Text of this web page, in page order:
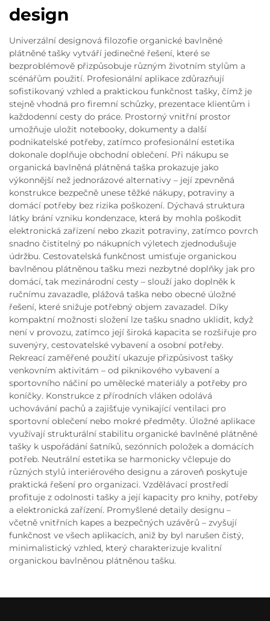
design
Univerzální designová filozofie organické bavlněné
plátněné tašky vytváří jedinečné řešení, které se
bezproblémově přizpůsobuje různým životním stylům a
scénářům použití. Profesionální aplikace zdůrazňují
sofistikovaný vzhled a praktickou funkčnost tašky, čímž je
stejně vhodná pro firemní schůzky, prezentace klientům i
každodenní cesty do práce. Prostorný vnitřní prostor
umožňuje uložit notebooky, dokumenty a další
podnikatelské potřeby, zatímco profesionální estetika
dokonale doplňuje obchodní oblečení. Při nákupu se
organická bavlněná plátněná taška prokazuje jako
výkonnější než jednorázové alternativy – její zpevněná
konstrukce bezpečně unese těžké nákupy, potraviny a
domácí potřeby bez rizika poškození. Dýchavá struktura
látky brání vzniku kondenzace, která by mohla poškodit
elektronická zařízení nebo zkazit potraviny, zatímco povrch
snadno čistitelný po nákupních výletech zjednodušuje
údržbu. Cestovatelská funkčnost umisťuje organickou
bavlněnou plátněnou tašku mezi nezbytné doplňky jak pro
domácí, tak mezinárodní cesty – slouží jako doplněk k
ručnímu zavazadle, plážová taška nebo obecné úložné
řešení, které snižuje potřebný objem zavazadel. Díky
kompaktní možnosti složení lze tašku snadno uklidit, když
není v provozu, zatímco její široká kapacita se rozšiřuje pro
suvenýry, cestovatelské vybavení a osobní potřeby.
Rekreací zaměřené použití ukazuje přizpůsivost tašky
venkovním aktivitám – od piknikového vybavení a
sportovního náčiní po umělecké materiály a potřeby pro
koníčky. Konstrukce z přírodních vláken odolává
uchovávání pachů a zajišťuje vynikající ventilaci pro
sportovní oblečení nebo mokré předměty. Úložné aplikace
využívají strukturální stabilitu organické bavlněné plátněné
tašky k uspořádání šatníků, sezónních položek a domácích
potřeb. Neutrální estetika se harmonicky včlepuje do
různých stylů interiérového designu a zároveň poskytuje
praktická řešení pro organizaci. Vzdělávací prostředí
profituje z odolnosti tašky a její kapacity pro knihy, potřeby
a elektronická zařízení. Promyšlené detaily designu –
včetně vnitřních kapes a bezpečných uzávěrů – zvyšují
funkčnost ve všech aplikacích, aniž by byl narušen čistý,
minimalistický vzhled, který charakterizuje kvalitní
organickou bavlněnou plátněnou tašku.